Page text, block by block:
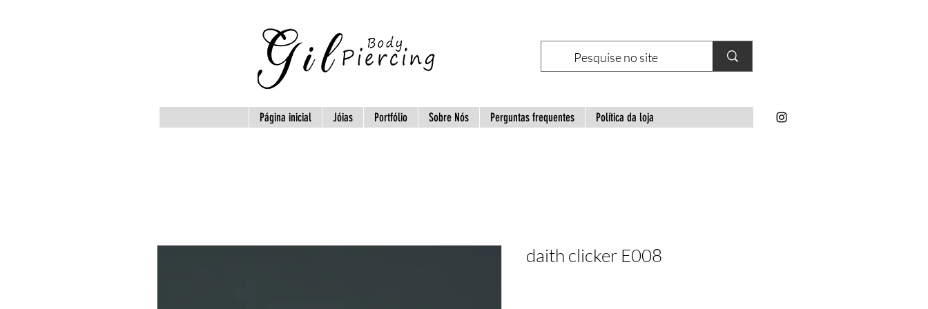
Página inicial Jóias Portfólio Sobre Nós Perguntas frequentes Política da loja
daith clicker E008